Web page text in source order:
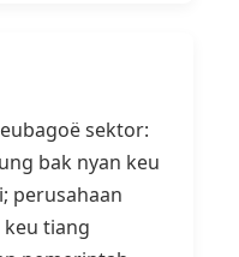
sektor:
bak nyan keu
perusahaan
tiang